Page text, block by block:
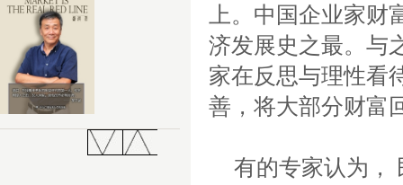
上。中国企业家
济发展史之最。与
家在反思与理性看
善，将大部分财富
有的专家认为，